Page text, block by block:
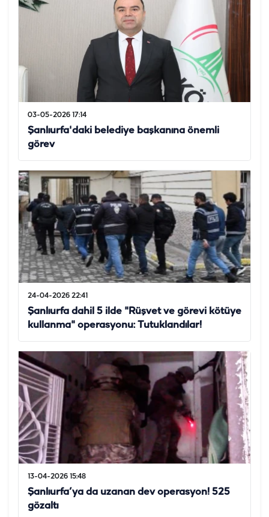
03-05-2026 17:14
Şanlıurfa'daki belediye başkanına önemli
görev
24-04-2026 22:41
Şanlıurfa dahil 5 ilde "Rüşvet ve görevi kötüye
kullanma" operasyonu: Tutuklandılar!
13-04-2026 15:48
Şanlıurfa’ya da uzanan dev operasyon! 525
gözaltı